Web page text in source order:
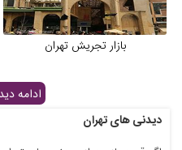
بازار تجریش تهران
ادامه
دیدنی های تهران